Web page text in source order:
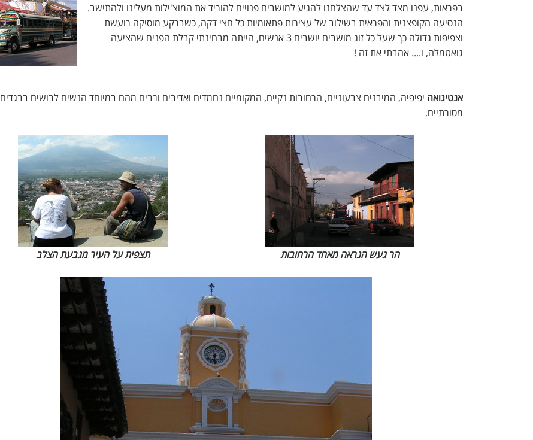
בפראות, עפנו מצד לצד עד שהצלחנו להגיע למושבים פנויים להוריד את המוצ'ילות מעלינו ולהתישב.
הנסיעה הקופצנית והפראית בשילוב של עצירות פתאומיות כל חצי דקה, כשברקע מוסיקה רועשת
וצפיפות גדולה כך שעל כל זוג מושבים יושבים 3 אנשים, הייתה מבחינתי קבלת הפנים שהציעה
גואטמלה, ו.... אהבתי את זה !
אנטיגואה יפיפיה, המיבנים צבעוניים, הרחובות נקיים, המקומיים נחמדים ואדיבים ורבים מהם במיוחד הנשים לבושים בבגדים
מסורתיים.
הר געש הנראה מאחד הרחובות תצפית על העיר מגבעת הצלב